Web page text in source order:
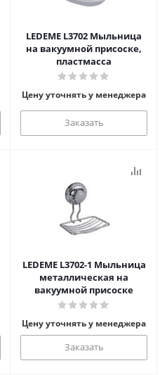
LEDEME L3702 Мыльница
на вакуумной присоске,
пластмасса
Цену уточнять у менеджера
Заказать
LEDEME L3702-1 Мыльница
металлическая на
вакуумной присоске
Цену уточнять у менеджера
Заказать